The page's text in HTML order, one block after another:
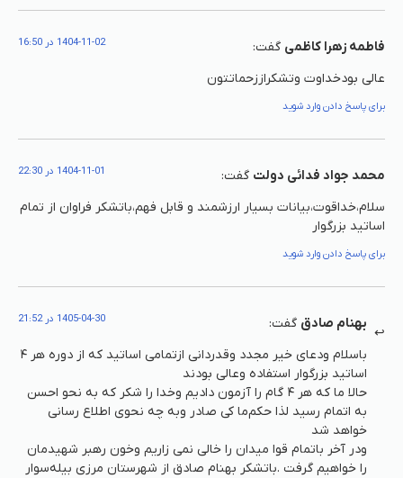
فاطمه زهرا کاظمی گفت: 1404-11-02 در 16:50
عالی بودخداوت وتشکراززحماتتون
برای پاسخ دادن وارد شوید
محمد جواد فدائی دولت گفت: 1404-11-01 در 22:30
سلام،خداقوت،بیانات بسیار ارزشمند و قابل فهم،باتشکر فراوان از تمام
اساتید بزرگوار
برای پاسخ دادن وارد شوید
بهنام صادق گفت: 1405-04-30 در 21:52
باسلام ودعای خیر مجدد وقدردانی ازتمامی اساتید که از دوره هر ۴
اساتید بزرگوار استفاده وعالی بودند
حالا ما که هر ۴ گام را آزمون دادیم وخدا را شکر که به نحو احسن
به اتمام رسید لذا حکم‌ما کی صادر وبه چه نحوی اطلاع رسانی
خواهد شد
ودر آخر باتمام قوا میدان را خالی نمی زاریم وخون رهبر شهیدمان
را خواهیم گرفت .باتشکر بهنام صادق از شهرستان مرزی بیله‌سوار